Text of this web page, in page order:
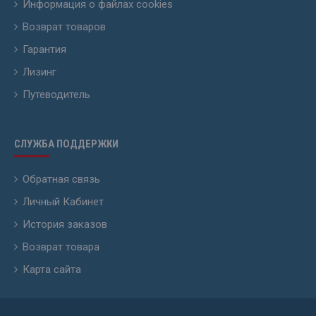
Информация о файлах cookies
Возврат товаров
Гарантия
Лизинг
Путеводитель
СЛУЖБА ПОДДЕРЖКИ
Обратная связь
Личный Кабинет
История заказов
Возврат товара
Карта сайта